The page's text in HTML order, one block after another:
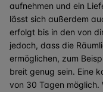
aufnehmen und ein
lässt sich außerdem
erfolgt bis in den von
jedoch, dass die
ermöglichen, zum
breit genug sein. Eine
von 30 Tagen möglich.